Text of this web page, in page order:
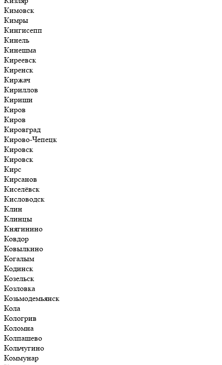
Кимовск
Кимры
Кингисепп
Кинель
Кинешма
Киреевск
Киренск
Киржач
Кириллов
Кириши
Киров
Киров
Кировград
Кирово-Чепецк
Кировск
Кировск
Кирс
Кирсанов
Киселёвск
Кисловодск
Клин
Клинцы
Княгинино
Ковдор
Ковылкино
Когалым
Кодинск
Козельск
Козловка
Козьмодемьянск
Кола
Кологрив
Коломна
Колпашево
Кольчугино
Коммунар